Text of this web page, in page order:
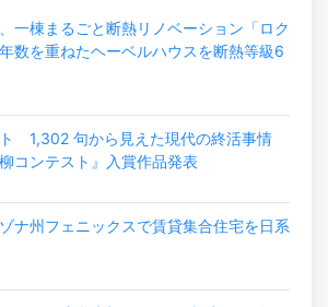
一棟まるごと断熱リノベーション「ロク
数を重ねたヘーベルハウスを断熱等級6
1,302 句から見えた現代の終活事情
コンテスト』入賞作品発表
ナ州フェニックスで賃貸集合住宅を日系